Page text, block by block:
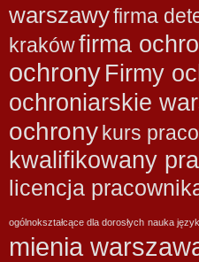
warszawyfirma
krakówfirma
ochrony Firmy
ochroniarskie
ochronykurs
kwalifikowany
licencja
ogólnokształcące dla dorosłych nauka
mienia